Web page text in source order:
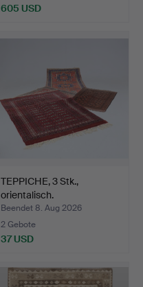
605 USD
TEPPICHE, 3 Stk.,
orientalisch.
Beendet 8. Aug 2026
2 Gebote
37 USD